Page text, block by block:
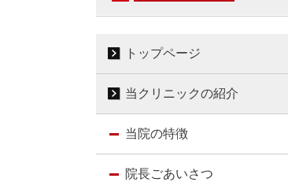
トップページ
当クリニックの紹介
当院の特徴
院長ごあいさつ